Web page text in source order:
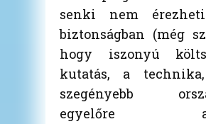
senki nem
biztonságban (még
hogy iszonyú
kutatás, a
szegényebb
egyelőre